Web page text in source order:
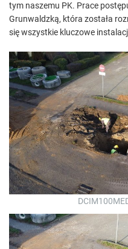
tym naszemu PK. Prace
Grunwaldzką, która została
się wszystkie kluczowe